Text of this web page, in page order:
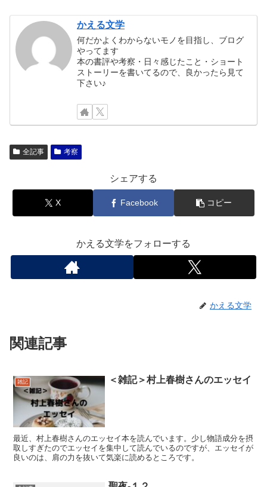
かえる文学
何だかよくわからないモノを目指し、ブログ
やってます
本の書評や考察・日々感じたこと・ショート
ストーリーを書いてるので、良かったら見て
下さい♪
全記事 考察
シェアする
X Facebook コピー
かえる文学をフォローする
かえる文学
関連記事
雑記 ＜雑記＞村上春樹さんのエッセイ
最近、村上春樹さんのエッセイ本を読んでいます。少し物語成分を摂
取しすぎたのでエッセイを集中して読んでいるのですが、エッセイが
良いのは、肩の力を抜いて気楽に読めるところです。